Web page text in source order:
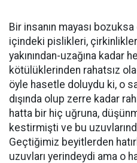
Bir insanın mayası
içindeki pislikleri,
yakınından-uzağına kadar
kötülüklerinden rahatsız
öyle hasetle doluydu ki, o
dışında olup zerre kadar
hatta bir hiç uğruna,
kestirmişti ve bu
Geçtiğimiz beyitlerden
uzuvları yerindeydi ama o